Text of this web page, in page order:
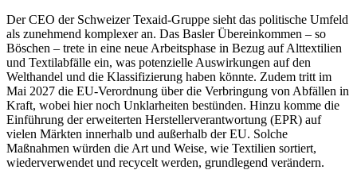
Der CEO der Schweizer Texaid-Gruppe sieht das politische Umfeld
als zunehmend komplexer an. Das Basler Übereinkommen – so
Böschen – trete in eine neue Arbeitsphase in Bezug auf Alttextilien
und Textilabfälle ein, was potenzielle Auswirkungen auf den
Welthandel und die Klassifizierung haben könnte. Zudem tritt im
Mai 2027 die EU-Verordnung über die Verbringung von Abfällen in
Kraft, wobei hier noch Unklarheiten bestünden. Hinzu komme die
Einführung der erweiterten Herstellerverantwortung (EPR) auf
vielen Märkten innerhalb und außerhalb der EU. Solche
Maßnahmen würden die Art und Weise, wie Textilien sortiert,
wiederverwendet und recycelt werden, grundlegend verändern.